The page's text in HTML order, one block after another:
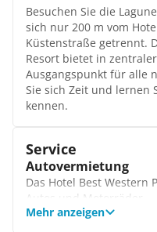
Essen lohnt sich auch
Besuchen Sie die
sich nur 200 m vom
Küstenstraße getrennt.
Resort bietet in
Ausgangspunkt für alle
Sie sich Zeit und lernen
kennen.
Service
Autovermietung
Das Hotel Best Western
Autos und Motorräder.
Wäscheservice
Mehr anzeigen